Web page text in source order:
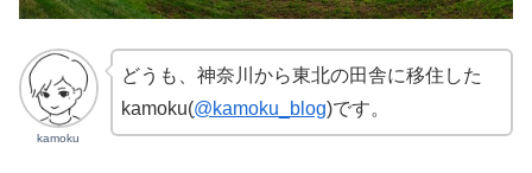
kamoku
どうも、神奈川から東北の田舎に移住した
kamoku(@kamoku_blog)です。